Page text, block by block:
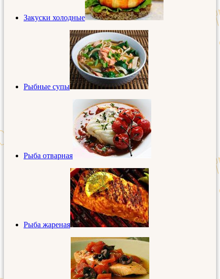
Закуски холодные
Рыбные супы
Рыба отварная
Рыба жареная